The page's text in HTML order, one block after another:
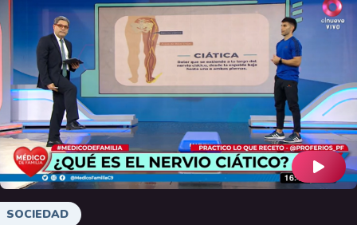
SOCIEDAD